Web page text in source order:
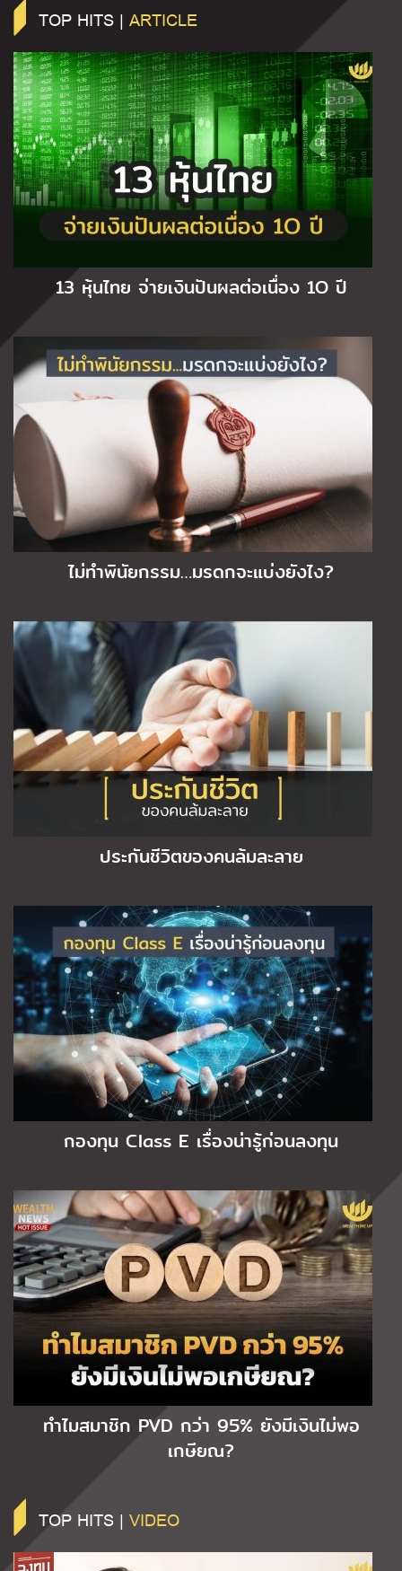
TOP HITS | ARTICLE
13 หุ้นไทย จ่ายเงินปันผลต่อเนื่อง 1O ปี
ไม่ทำพินัยกรรม…มรดกจะแบ่งยังไง?
ประกันชีวิตของคนล้มละลาย
กองทุน Class E เรื่องน่ารู้ก่อนลงทุน
ทำไมสมาชิก PVD กว่า 95% ยังมีเงินไม่พอ
เกษียณ?
TOP HITS | VIDEO